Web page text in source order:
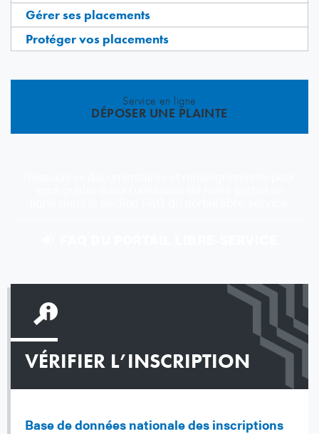
Gérer ses placements
Protéger vos placements
Service en ligne
DÉPOSER UNE PLAINTE
VÉRIFIER L’INSCRIPTION
Base de données nationale des inscriptions